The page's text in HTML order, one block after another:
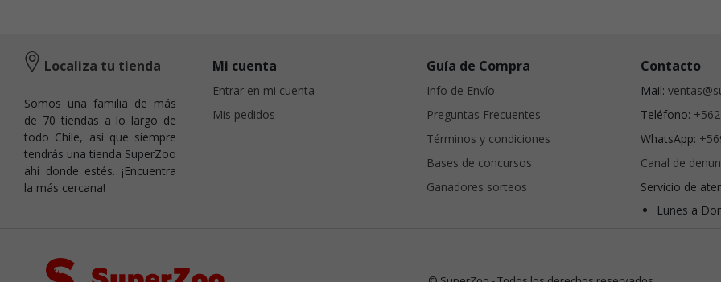
Localiza tu tienda
Somos una familia de más
de 70 tiendas a lo largo de
todo Chile, así que siempre
tendrás una tienda SuperZoo
ahí donde estés. ¡Encuentra
la más cercana!
Mi cuenta
Entrar en mi cuenta
Mis pedidos
Guía de Compra
Info de Envío
Preguntas Frecuentes
Términos y condiciones
Bases de concursos
Ganadores sorteos
Contacto
Mail:
Teléfono:
WhatsApp:
Canal de
Servicio de
Lunes a